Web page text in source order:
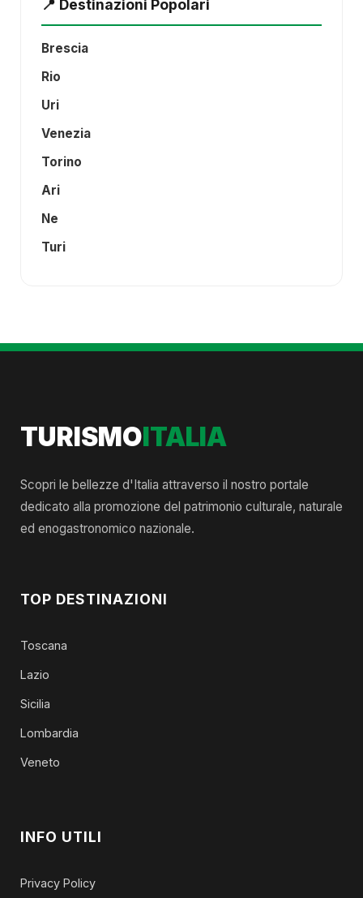
📍 Destinazioni Popolari
Brescia
Rio
Uri
Venezia
Torino
Ari
Ne
Turi
TURISMOITALIA
Scopri le bellezze d'Italia attraverso il nostro portale
dedicato alla promozione del patrimonio culturale, naturale
ed enogastronomico nazionale.
TOP DESTINAZIONI
Toscana
Lazio
Sicilia
Lombardia
Veneto
INFO UTILI
Privacy Policy